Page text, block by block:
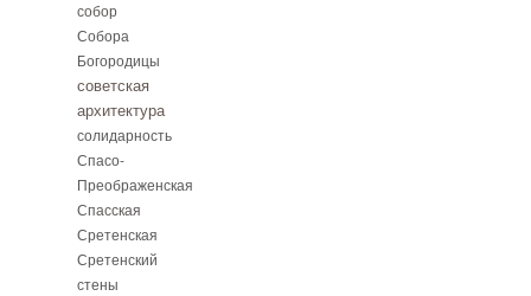
собор
Собора
Богородицы
советская
архитектура
солидарность
Спасо-
Преображенская
Спасская
Сретенская
Сретенский
стены